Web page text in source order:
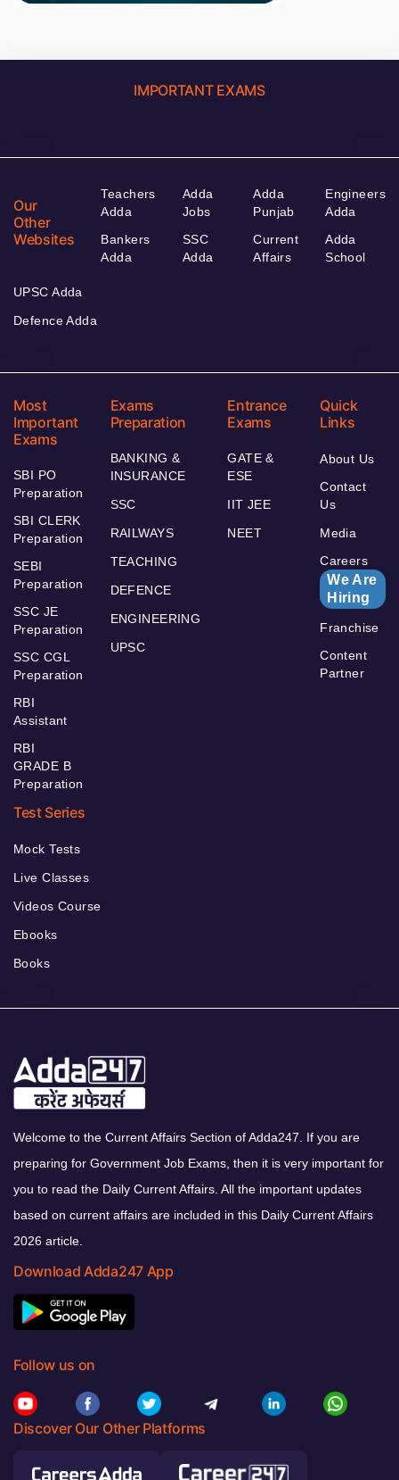
IMPORTANT EXAMS
Our
Other
Websites
Teachers
Adda
Bankers
Adda
Adda
Jobs
SSC
Adda
Adda
Punjab
Current
Affairs
Engineers
Adda
Adda
School
UPSC Adda
Defence Adda
Most
Important
Exams
SBI PO
Preparation
SBI CLERK
Preparation
SEBI
Preparation
SSC JE
Preparation
SSC CGL
Preparation
RBI
Assistant
RBI
GRADE B
Preparation
Exams
Preparation
BANKING &
INSURANCE
SSC
RAILWAYS
TEACHING
DEFENCE
ENGINEERING
UPSC
Entrance
Exams
GATE &
ESE
IIT JEE
NEET
Quick
Links
About Us
Contact
Us
Media
Careers
We Are
Hiring
Franchise
Content
Partner
Test Series
Mock Tests
Live Classes
Videos Course
Ebooks
Books
Welcome to the Current Affairs Section of Adda247. If you are
preparing for Government Job Exams, then it is very important for
you to read the Daily Current Affairs. All the important updates
based on current affairs are included in this Daily Current Affairs
2026 article.
Download Adda247 App
Follow us on
Discover Our Other Platforms